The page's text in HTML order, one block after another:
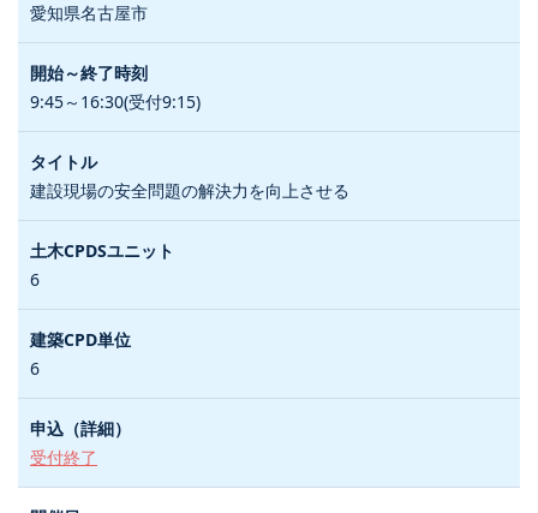
愛知県名古屋市
9:45～16:30(受付9:15)
建設現場の安全問題の解決力を向上させる
6
6
受付終了